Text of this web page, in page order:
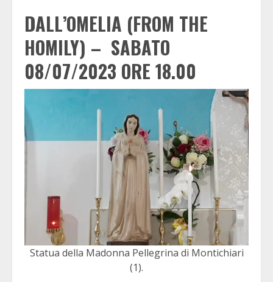
DALL’OMELIA (FROM THE
HOMILY) – SABATO
08/07/2023 ORE 18.00
Statua della Madonna Pellegrina di Montichiari
(1).